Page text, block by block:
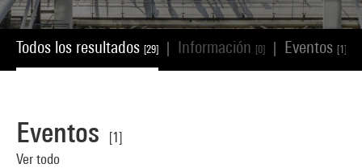
Todos los resultados [29] Información [0] Eventos [1]
Eventos
[1]
Ver todo